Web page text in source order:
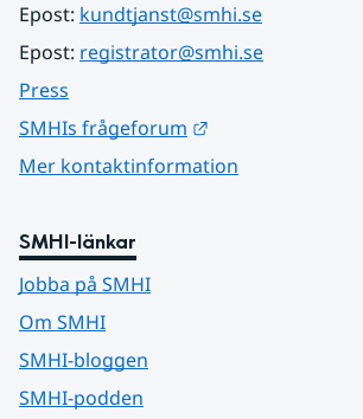
Epost: kundtjanst@smhi.se
Epost: registrator@smhi.se
Press
SMHIs frågeforum
Mer kontaktinformation
SMHI-länkar
Jobba på SMHI
Om SMHI
SMHI-bloggen
SMHI-podden